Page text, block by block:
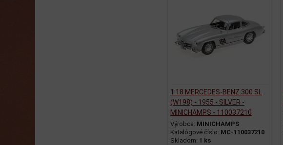
1:18 MERCEDES-BENZ 300 SL
(W198) - 1955 - SILVER -
MINICHAMPS - 110037210
Výrobca: MINICHAMPS
Katalógové číslo: MC-110037210
Skladom: 1 ks